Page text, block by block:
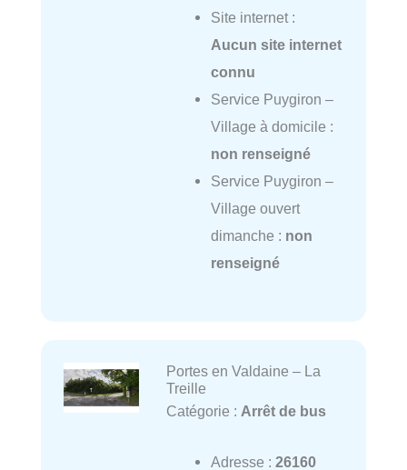
Site internet :
Aucun site internet
connu
Service Puygiron –
Village à domicile :
non renseigné
Service Puygiron –
Village ouvert
dimanche : non
renseigné
Portes en Valdaine – La
Treille
Catégorie : Arrêt de bus
Adresse : 26160